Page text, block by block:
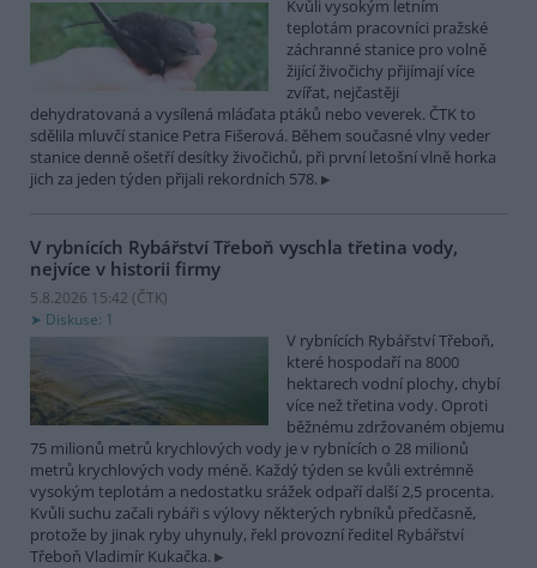
Kvůli vysokým letním
teplotám pracovníci pražské
záchranné stanice pro volně
žijící živočichy přijímají více
zvířat, nejčastěji
dehydratovaná a vysílená mláďata ptáků nebo veverek. ČTK to
sdělila mluvčí stanice Petra Fišerová. Během současné vlny veder
stanice denně ošetří desítky živočichů, při první letošní vlně horka
jich za jeden týden přijali rekordních 578.
V rybnících Rybářství Třeboň vyschla třetina vody,
nejvíce v historii firmy
5.8.2026 15:42 (ČTK)
Diskuse: 1
V rybnících Rybářství Třeboň,
které hospodaří na 8000
hektarech vodní plochy, chybí
více než třetina vody. Oproti
běžnému zdržovaném objemu
75 milionů metrů krychlových vody je v rybnících o 28 milionů
metrů krychlových vody méně. Každý týden se kvůli extrémně
vysokým teplotám a nedostatku srážek odpaří další 2,5 procenta.
Kvůli suchu začali rybáři s výlovy některých rybníků předčasně,
protože by jinak ryby uhynuly, řekl provozní ředitel Rybářství
Třeboň Vladimír Kukačka.